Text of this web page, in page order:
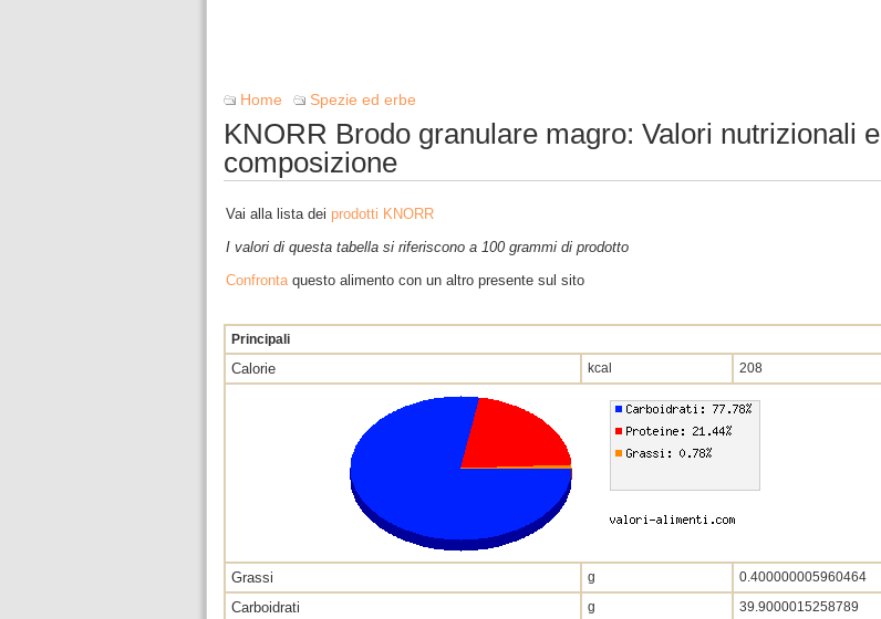
Home Spezie ed erbe
KNORR Brodo granulare magro: Valori nutrizionali e
composizione
Vai alla lista dei prodotti KNORR
I valori di questa tabella si riferiscono a 100 grammi di prodotto
Confrontaquesto alimento con un altro presente sul sito
Principali
Calorie kcal 208
Grassi g 0.400000005960464
Carboidrati g 39.9000015258789